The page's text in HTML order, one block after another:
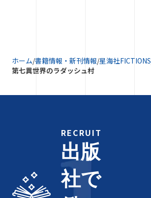
ホーム/書籍情報・新刊情報/星海社FICTIONS
第七異世界のラダッシュ村
RECRUIT
出版
社で